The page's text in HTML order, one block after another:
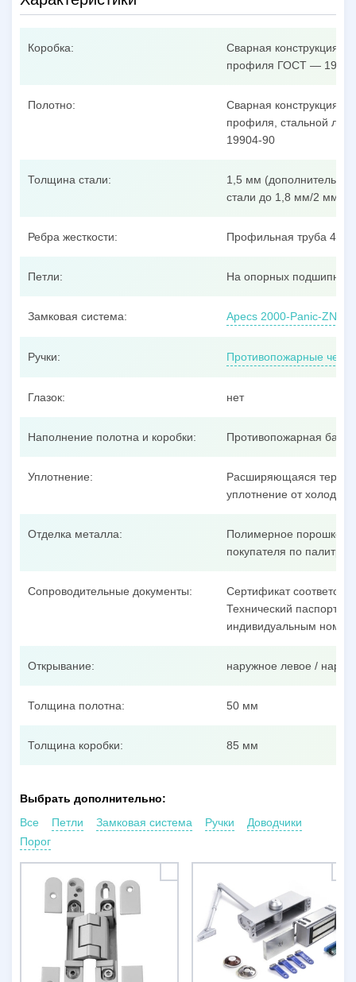
Коробка:
Сварная конструкция из
профиля ГОСТ —
Полотно:
Сварная конструкция из
профиля, стальной
19904-90
Толщина стали:
1,5 мм
стали до 1,8 мм/2 мм/3
Ребра жесткости: Профильная труба
Петли: На опорных
Замковая система: Apecs 2000-Panic-ZN,
Ручки: Противопожарные
Глазок: нет
Наполнение полотна и коробки: Противопожарная
Уплотнение:
Расширяющаяся
уплотнение от
Отделка металла:
Полимерное
покупателя по палитре
Сопроводительные документы:
Сертификат
Технический паспорт
индивидуальным
Открывание: наружное левое /
Толщина полотна: 50 мм
Толщина коробки: 85 мм
Выбрать дополнительно:
Все
Петли Замковая система Ручки
Доводчики
Порог